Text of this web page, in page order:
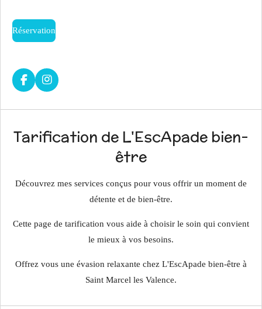
Réservation
F
a
o
I
n
g
Tarification de L'EscApade bien-
être
Découvrez mes services conçus pour vous offrir un moment de
détente et de bien-être.
Cette page de tarification vous aide à choisir le soin qui convient
le mieux à vos besoins.
Offrez vous une évasion relaxante chez L'EscApade bien-être à
Saint Marcel les Valence.